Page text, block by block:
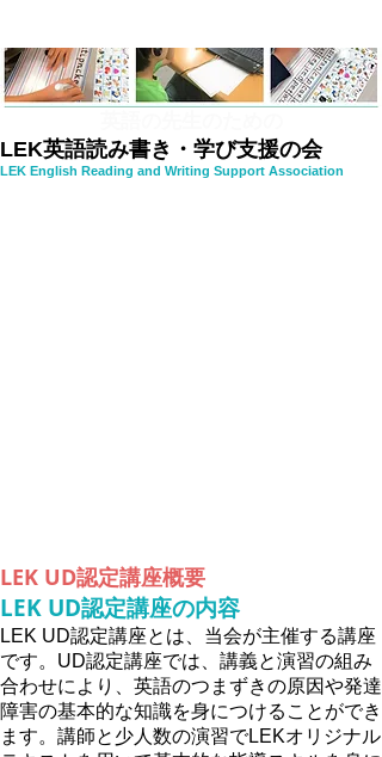
LEK英語読み書き・学び支援の会
LEK English Reading and Writing Support Association
LEK UD認定講座概要
LEK UD認定講座の内容
LEK UD認定講座とは、当会が主催する講座
です。UD認定講座では、講義と演習の組み
合わせにより、英語のつまずきの原因や発達
障害の基本的な知識を身につけることができ
ます。講師と少人数の演習でLEKオリジナル